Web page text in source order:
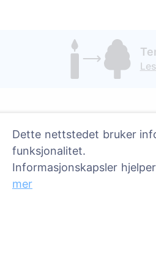
Informasjon
Om CEMETY
Ofte stilte spørsmål
Dette nettstedet bruker
funksjonalitet.
Informasjonskapsler
mer